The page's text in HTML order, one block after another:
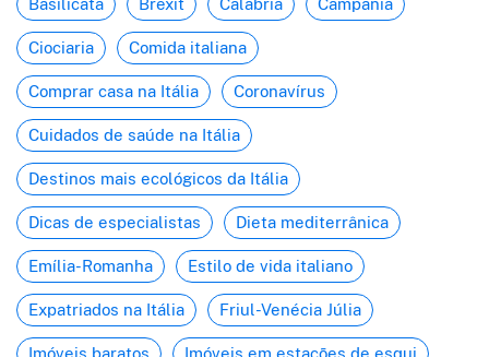
Basilicata Brexit Calábria Campânia
Ciociaria Comida italiana
Comprar casa na Itália Coronavírus
Cuidados de saúde na Itália
Destinos mais ecológicos da Itália
Dicas de especialistas Dieta mediterrânica
Emília-Romanha Estilo de vida italiano
Expatriados na Itália Friul-Venécia Júlia